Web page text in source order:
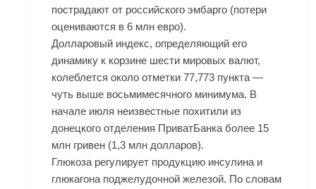
пострадают от российского эмбарго (потери
оцениваются в 6 млн евро).
Долларовый индекс, определяющий его
динамику к корзине шести мировых валют,
колеблется около отметки 77,773 пункта —
чуть выше восьмимесячного минимума. В
начале июля неизвестные похитили из
донецкого отделения ПриватБанка более 15
млн гривен (1,3 млн долларов).
Глюкоза регулирует продукцию инсулина и
глюкагона поджелудочной железой. По словам